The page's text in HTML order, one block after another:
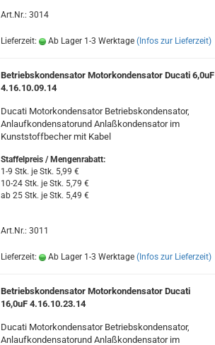
Art.Nr.: 3014
Lieferzeit: Ab Lager 1-3 Werktage (Infos zur Lieferzeit)
Betriebskondensator Motorkondensator Ducati 6,0uF
4.16.10.09.14
Ducati Motorkondensator Betriebskondensator,
Anlaufkondensatorund Anlaßkondensator im
Kunststoffbecher mit Kabel
Staffelpreis / Mengenrabatt:
1-9 Stk. je Stk. 5,99 €
10-24 Stk. je Stk. 5,79 €
ab 25 Stk. je Stk. 5,49 €
Art.Nr.: 3011
Lieferzeit: Ab Lager 1-3 Werktage (Infos zur Lieferzeit)
Betriebskondensator Motorkondensator Ducati
16,0uF 4.16.10.23.14
Ducati Motorkondensator Betriebskondensator,
Anlaufkondensatorund Anlaßkondensator im